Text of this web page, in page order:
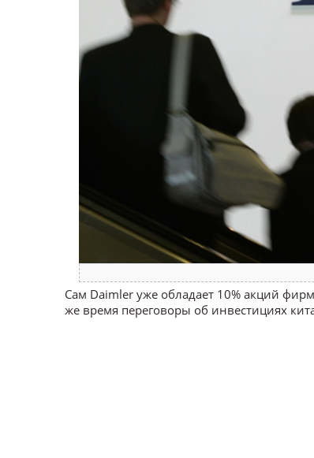
Сам Daimler уже обладает 10% акций
же время переговоры об инвестициях